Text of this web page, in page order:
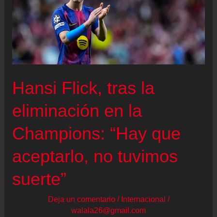
Hansi Flick, tras la
eliminación en la
Champions: “Hay que
aceptarlo, no tuvimos
suerte”
Deja un comentario / Internacional /
walala26@gmail.com